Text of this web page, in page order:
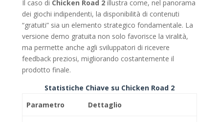
Il caso di Chicken Road 2illustra come, nel panorama
dei giochi indipendenti, la disponibilità di contenuti
“gratuiti” sia un elemento strategico fondamentale. La
versione demo gratuita non solo favorisce la viralità,
ma permette anche agli sviluppatori di ricevere
feedback preziosi, migliorando costantemente il
prodotto finale.
Statistiche Chiave su Chicken Road 2
Parametro
Dettaglio